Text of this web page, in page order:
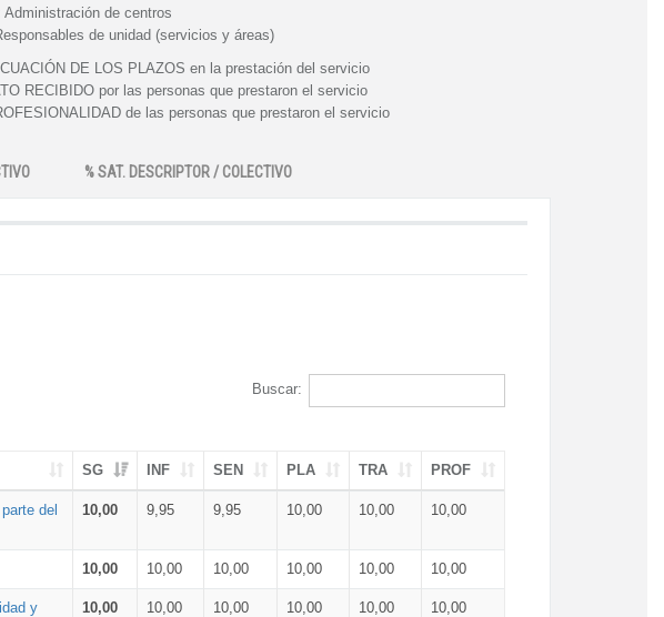
Administración de centros
de unidad (servicios y áreas)
DE LOS PLAZOS en la prestación del servicio
RECIBIDO por las personas que prestaron el servicio
de las personas que prestaron el servicio
% SAT. DESCRIPTOR / COLECTIVO
Buscar:
SG INF SEN PLA TRA PROF
del
10,00 9,95 9,95 10,00 10,00 10,00
10,00 10,00 10,00 10,00 10,00 10,00
y
10,00 10,00 10,00 10,00 10,00 10,00